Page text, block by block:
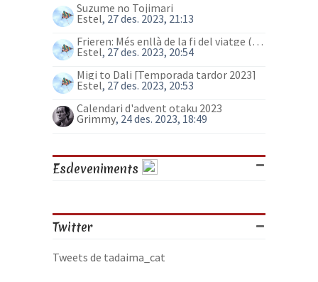
Suzume no Tojimari
Estel, 27 des. 2023, 21:13
Frieren: Més enllà de la fi del viatge (anime)
Estel, 27 des. 2023, 20:54
Migi to Dali [Temporada tardor 2023]
Estel, 27 des. 2023, 20:53
Calendari d'advent otaku 2023
Grimmy, 24 des. 2023, 18:49
Esdeveniments
Twitter
Tweets de tadaima_cat